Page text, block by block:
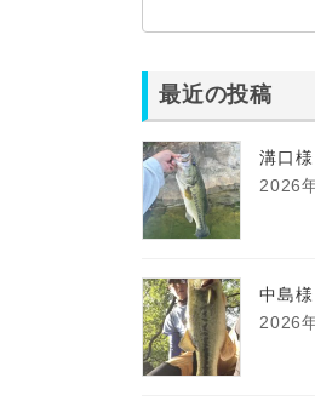
最近の投稿
溝口
2026
中島
2026